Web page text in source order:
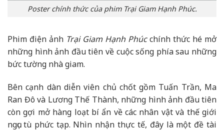
Poster chính thức của phim Trại Giam Hạnh Phúc.
Phim điện ảnh Trại Giam Hạnh Phúcchính thức hé mở
những hình ảnh đầu tiên về cuộc sống phía sau những
bức tường nhà giam.
Bên cạnh dàn diễn viên chủ chốt gồm Tuấn Trần, Ma
Ran Đô và Lương Thế Thành, những hình ảnh đầu tiên
còn gợi mở hàng loạt bí ẩn về các nhân vật và thế giới
ngục tù phức tạp. Nhìn nhận thực tế, đây là một đề tài